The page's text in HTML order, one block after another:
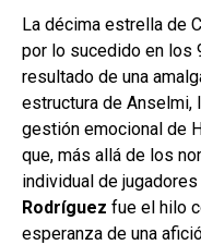
La décima estrella de
por lo sucedido en los
resultado de una
estructura de Anselmi,
gestión emocional de
que, más allá de los
individual de
Rodríguez fue el hilo
esperanza de una